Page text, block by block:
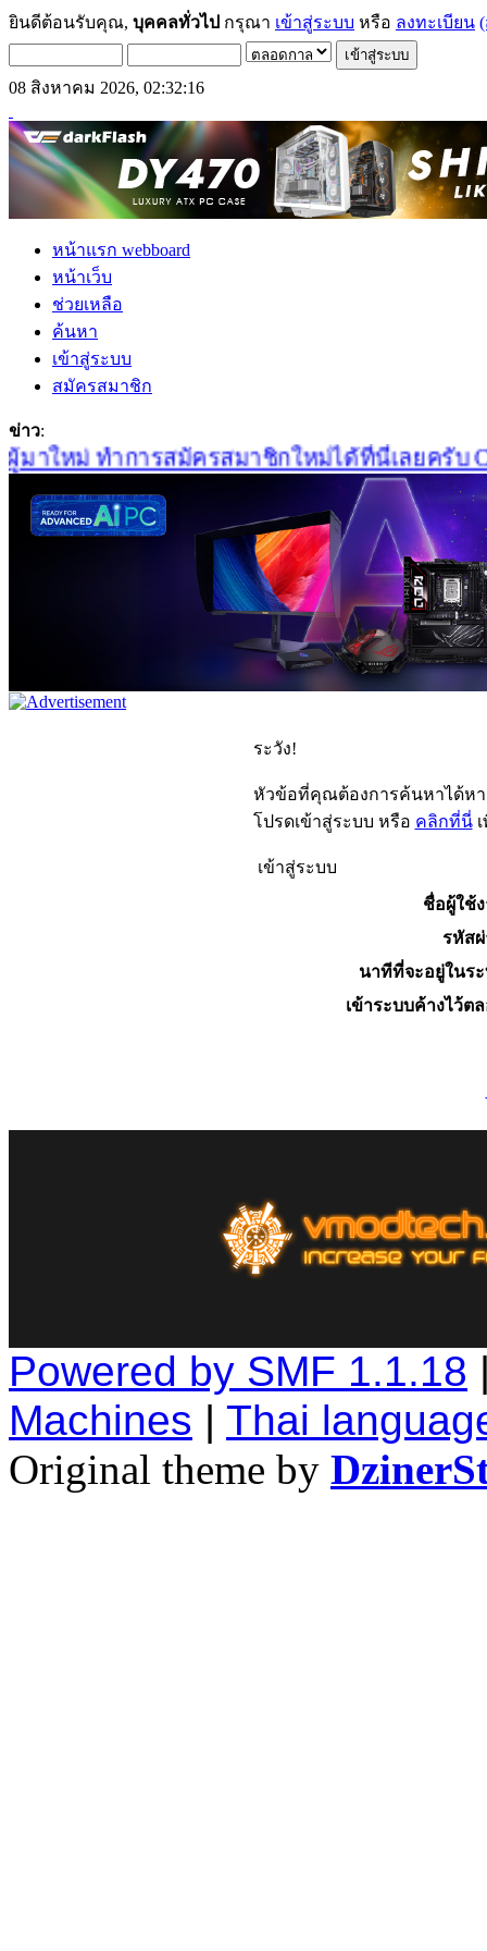
ยินดีต้อนรับคุณ, บุคคลทั่วไป กรุณา เข้าสู่ระบบ หรือ ลงทะเบียน
08 สิงหาคม 2026, 02:32:16
หน้าแรก webboard
หน้าเว็บ
ช่วยเหลือ
ค้นหา
เข้าสู่ระบบ
สมัครสมาชิก
ข่าว:
าใหม่ ทำการสมัครสมาชิกใหม่ได้ที่นี่เลยครับ
ระวัง!
หัวข้อที่คุณต้องการค้นหาได้ห
โปรดเข้าสู่ระบบ หรือ คลิกที่นี่เ
เข้าสู่ระบบ
ชื่อผู้ใช้
รหัส
นาทีที่จะอยู่ในร
เข้าระบบค้างไว้ต
Powered by SMF 1.1.18
Machines | Thai
Original theme by